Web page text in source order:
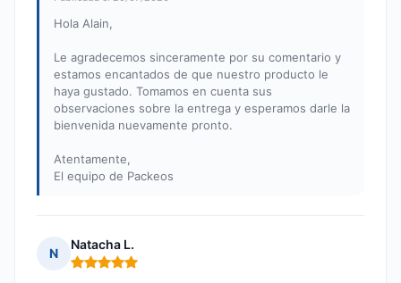
Hola Alain,
Le agradecemos sinceramente por su comentario y
estamos encantados de que nuestro producto le
haya gustado. Tomamos en cuenta sus
observaciones sobre la entrega y esperamos darle la
bienvenida nuevamente pronto.
Atentamente,
El equipo de Packeos
N
Natacha L.
Nota: 5 de 5